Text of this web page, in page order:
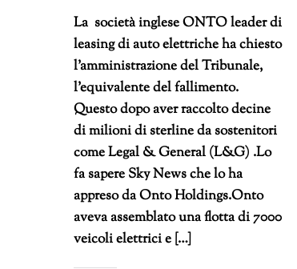
La società inglese ONTO leader di
leasing di auto elettriche ha chiesto
l’amministrazione del Tribunale,
l’equivalente del fallimento.
Questo dopo aver raccolto decine
di milioni di sterline da sostenitori
come Legal & General (L&G) .Lo
fa sapere Sky News che lo ha
appreso da Onto Holdings.Onto
aveva assemblato una flotta di 7000
veicoli elettrici e […]